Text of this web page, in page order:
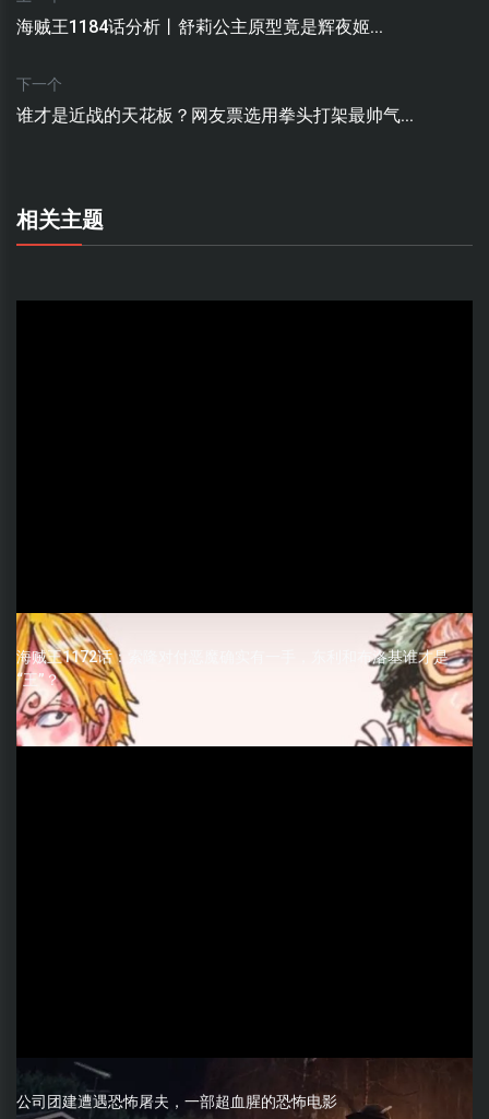
海贼王1184话分析丨舒莉公主原型竟是辉夜姬...
下一个
谁才是近战的天花板？网友票选用拳头打架最帅气...
相关主题
海贼王1172话：索隆对付恶魔确实有一手，东利和布洛基谁才是
“王”？
公司团建遭遇恐怖屠夫，一部超血腥的恐怖电影